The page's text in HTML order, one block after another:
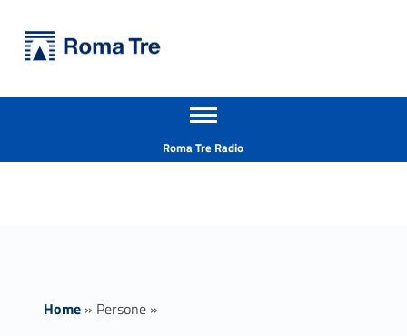
Prof. RAIMONDO GUARINO - Università Roma Tre
Apri il menu secondario
Roma Tre Radio
Home» Persone»